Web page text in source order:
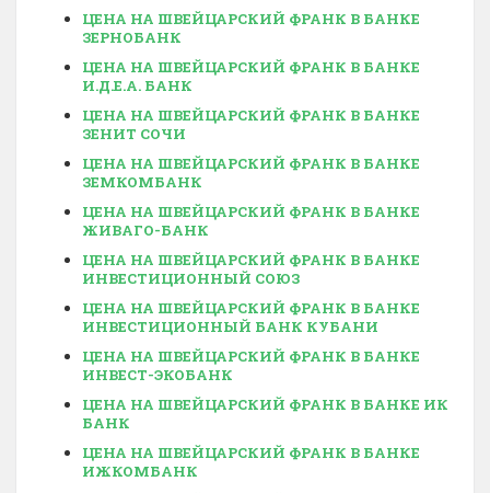
ЦЕНА НА ШВЕЙЦАРСКИЙ ФРАНК В БАНКЕ
ЗЕРНОБАНК
ЦЕНА НА ШВЕЙЦАРСКИЙ ФРАНК В БАНКЕ
И.Д.Е.А. БАНК
ЦЕНА НА ШВЕЙЦАРСКИЙ ФРАНК В БАНКЕ
ЗЕНИТ СОЧИ
ЦЕНА НА ШВЕЙЦАРСКИЙ ФРАНК В БАНКЕ
ЗЕМКОМБАНК
ЦЕНА НА ШВЕЙЦАРСКИЙ ФРАНК В БАНКЕ
ЖИВАГО-БАНК
ЦЕНА НА ШВЕЙЦАРСКИЙ ФРАНК В БАНКЕ
ИНВЕСТИЦИОННЫЙ СОЮЗ
ЦЕНА НА ШВЕЙЦАРСКИЙ ФРАНК В БАНКЕ
ИНВЕСТИЦИОННЫЙ БАНК КУБАНИ
ЦЕНА НА ШВЕЙЦАРСКИЙ ФРАНК В БАНКЕ
ИНВЕСТ-ЭКОБАНК
ЦЕНА НА ШВЕЙЦАРСКИЙ ФРАНК В БАНКЕ ИК
БАНК
ЦЕНА НА ШВЕЙЦАРСКИЙ ФРАНК В БАНКЕ
ИЖКОМБАНК